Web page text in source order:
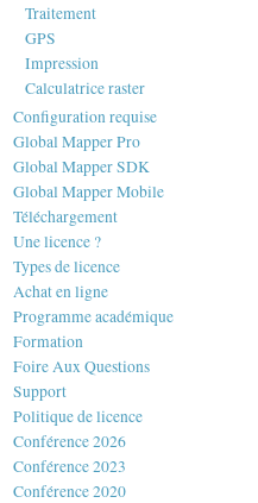
Traitement
GPS
Impression
Calculatrice raster
Configuration requise
Global Mapper Pro
Global Mapper SDK
Global Mapper Mobile
Téléchargement
Une licence ?
Types de licence
Achat en ligne
Programme académique
Formation
Foire Aux Questions
Support
Politique de licence
Conférence 2026
Conférence 2023
Conférence 2020